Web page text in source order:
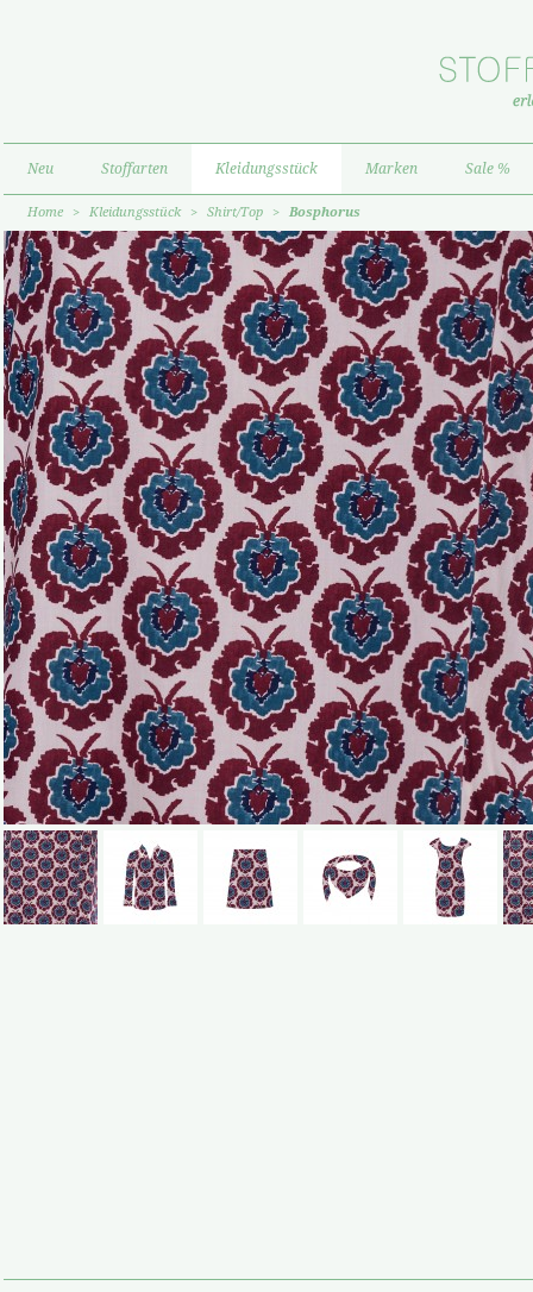
Neu Stoffarten Kleidungsstück Marken Sale %
Home > Kleidungsstück > Shirt/Top > Bosphorus